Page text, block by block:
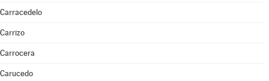
Carracedelo
Carrizo
Carrocera
Carucedo